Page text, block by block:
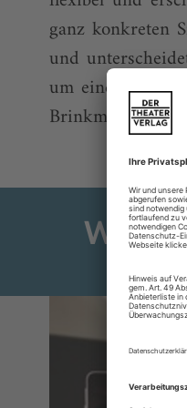
ganz konkreten
und
um eine
Brinkmann lehnt